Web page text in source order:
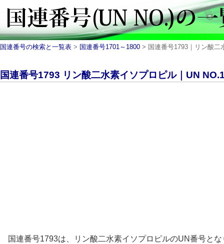
国連番号の検索と一覧表 > 国連番号1701～1800 > 国連番号1793｜リン酸二
国連番号1793 リン酸二水素イソプロピル｜UN
国連番号1793は、リン酸二水素イソプロピルのUN番号と